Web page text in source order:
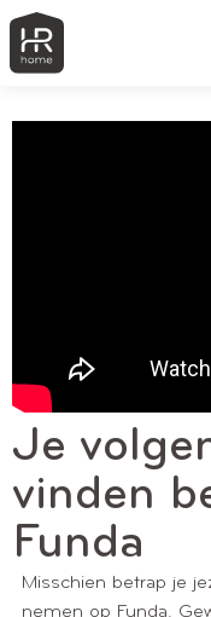
Je
vinden
Funda
Misschien betrap je
nemen op Funda.